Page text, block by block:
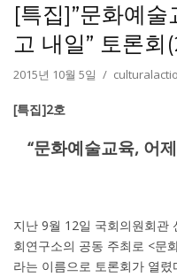
[특집]”문화예
고 내일” 토론회
2015년 10월 5일
[특집]2호
“문화예술교육, 어
지난 9월 12일 국회의원회관
회연구소의 공동 주최로 <문
라는 이름으로 토론회가 열